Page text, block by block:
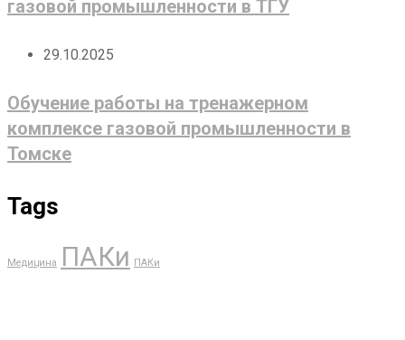
газовой промышленности в ТГУ
29.10.2025
Обучение работы на тренажерном
комплексе газовой промышленности в
Томске
Tags
Медицина ПАКи ПАКи